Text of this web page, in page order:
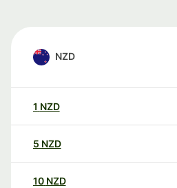
NZD
1 NZD
5 NZD
10 NZD